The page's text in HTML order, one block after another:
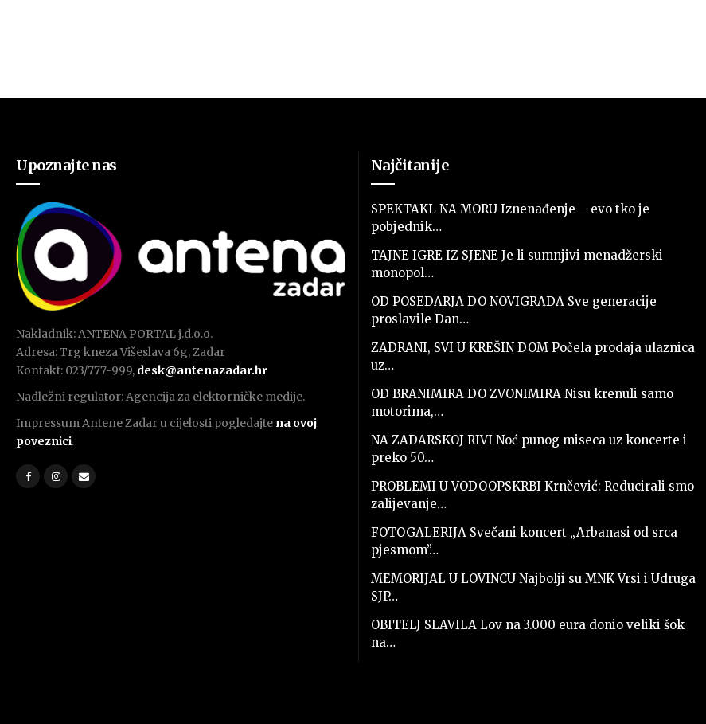
Upoznajte nas
Nakladnik: ANTENA PORTAL j.d.o.o.
Adresa: Trg kneza Višeslava 6g, Zadar
Kontakt: 023/777-999, desk@antenazadar.hr
Nadležni regulator: Agencija za elektorničke medije.
Impressum Antene Zadar u cijelosti pogledajte na ovoj
poveznici.
Najčitanije
SPEKTAKL NA MORU Iznenađenje – evo tko je
pobjednik…
TAJNE IGRE IZ SJENE Je li sumnjivi menadžerski
monopol…
OD POSEDARJA DO NOVIGRADA Sve generacije
proslavile Dan…
ZADRANI, SVI U KREŠIN DOM Počela prodaja ulaznica
uz…
OD BRANIMIRA DO ZVONIMIRA Nisu krenuli samo
motorima,…
NA ZADARSKOJ RIVI Noć punog miseca uz koncerte i
preko 50…
PROBLEMI U VODOOPSKRBI Krnčević: Reducirali smo
zalijevanje…
FOTOGALERIJA Svečani koncert „Arbanasi od srca
pjesmom”…
MEMORIJAL U LOVINCU Najbolji su MNK Vrsi i Udruga
SJP…
OBITELJ SLAVILA Lov na 3.000 eura donio veliki šok
na…